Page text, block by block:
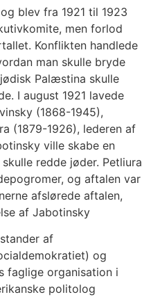
blev fra 1921 til 1923
men forlod
Konflikten handlede
man skulle bryde
Palæstina skulle
I august 1921 lavede
(1868-1945),
(1879-1926), lederen af
ville skabe en
redde jøder. Petliura
og aftalen var
afslørede aftalen,
af Jabotinsky
af
og
faglige organisation i
politolog